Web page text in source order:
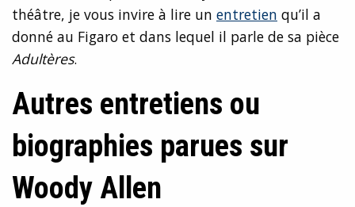
théâtre, je vous invire à lire un entretien qu’il a
donné au Figaro et dans lequel il parle de sa pièce
Adultères.
Autres entretiens ou
biographies parues sur
Woody Allen